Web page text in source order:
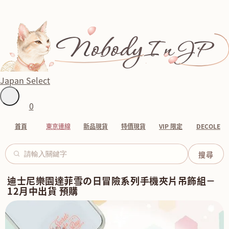
Japan Select
0
首頁 東京連線 新品現貨 特價現貨 VIP 限定 DECOLE
迪士尼樂園達菲雪の日冒險系列手機夾片吊飾組－
12月中出貨 預購